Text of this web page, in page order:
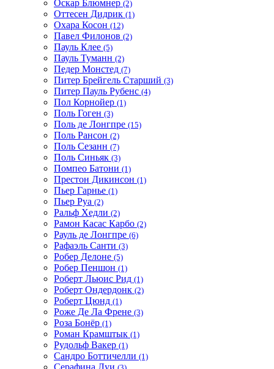
Оскар Блюмнер (2)
Оттесен Дидрик (1)
Охара Косон (12)
Павел Филонов (2)
Пауль Клее (5)
Пауль Туманн (2)
Педер Монстед (7)
Питер Брейгель Старший (3)
Питер Пауль Рубенс (4)
Пол Корнойер (1)
Поль Гоген (3)
Поль де Лонгпре (15)
Поль Рансон (2)
Поль Сезанн (7)
Поль Синьяк (3)
Помпео Батони (1)
Престон Дикинсон (1)
Пьер Гарнье (1)
Пьер Руа (2)
Ральф Хедли (2)
Рамон Касас Карбо (2)
Рауль де Лонгпре (6)
Рафаэль Санти (3)
Робер Делоне (5)
Робер Пеншон (1)
Роберт Льюис Рид (1)
Роберт Ондердонк (2)
Роберт Цюнд (1)
Роже Де Ла Френе (3)
Роза Бонёр (1)
Роман Крамштык (1)
Рудольф Вакер (1)
Сандро Боттичелли (1)
Серафина Луи